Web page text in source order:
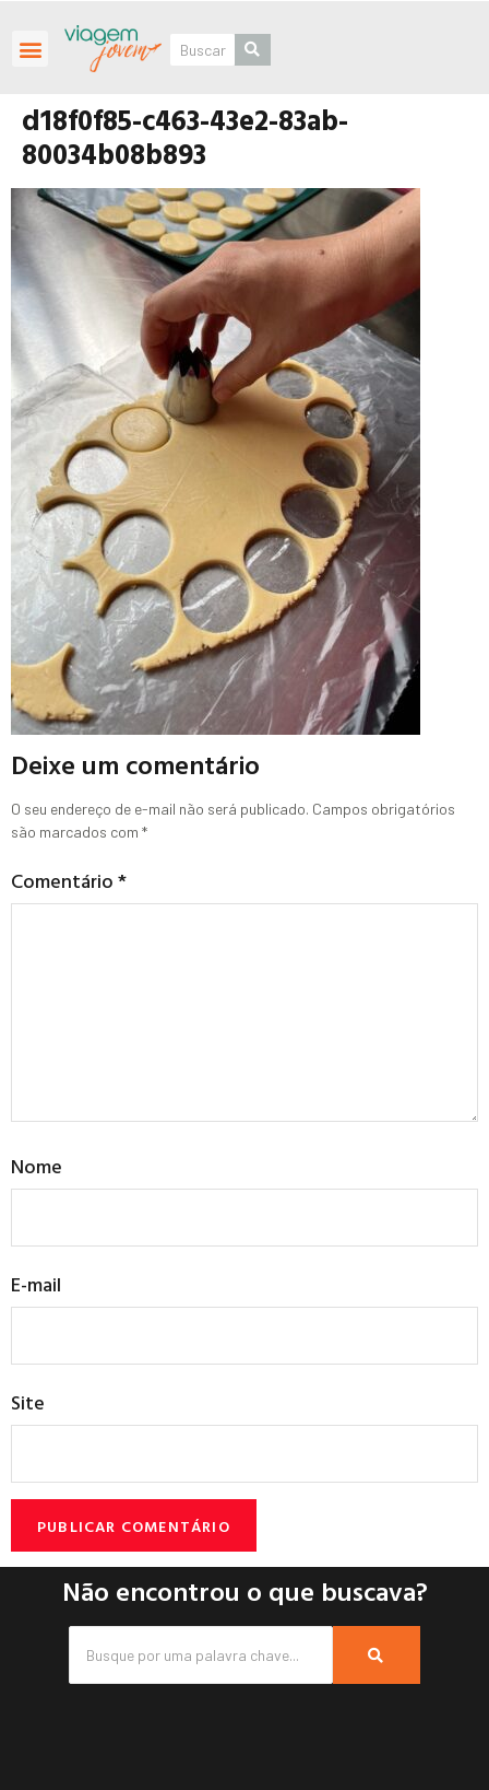
d18f0f85-c463-43e2-83ab-
80034b08b893
Deixe um comentário
O seu endereço de e-mail não será publicado. Campos obrigatórios
são marcados com *
Comentário*
Nome
E-mail
Site
Não encontrou o que buscava?